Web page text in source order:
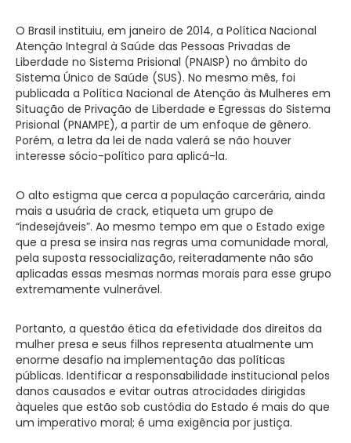
O Brasil instituiu, em janeiro de 2014, a Política Nacional
Atenção Integral à Saúde das Pessoas Privadas de
Liberdade no Sistema Prisional (PNAISP) no âmbito do
Sistema Único de Saúde (SUS). No mesmo mês, foi
publicada a Política Nacional de Atenção às Mulheres em
Situação de Privação de Liberdade e Egressas do Sistema
Prisional (PNAMPE), a partir de um enfoque de gênero.
Porém, a letra da lei de nada valerá se não houver
interesse sócio-político para aplicá-la.
O alto estigma que cerca a população carcerária, ainda
mais a usuária de crack, etiqueta um grupo de
“indesejáveis”. Ao mesmo tempo em que o Estado exige
que a presa se insira nas regras uma comunidade moral,
pela suposta ressocialização, reiteradamente não são
aplicadas essas mesmas normas morais para esse grupo
extremamente vulnerável.
Portanto, a questão ética da efetividade dos direitos da
mulher presa e seus filhos representa atualmente um
enorme desafio na implementação das políticas
públicas. Identificar a responsabilidade institucional pelos
danos causados e evitar outras atrocidades dirigidas
àqueles que estão sob custódia do Estado é mais do que
um imperativo moral; é uma exigência por justiça.